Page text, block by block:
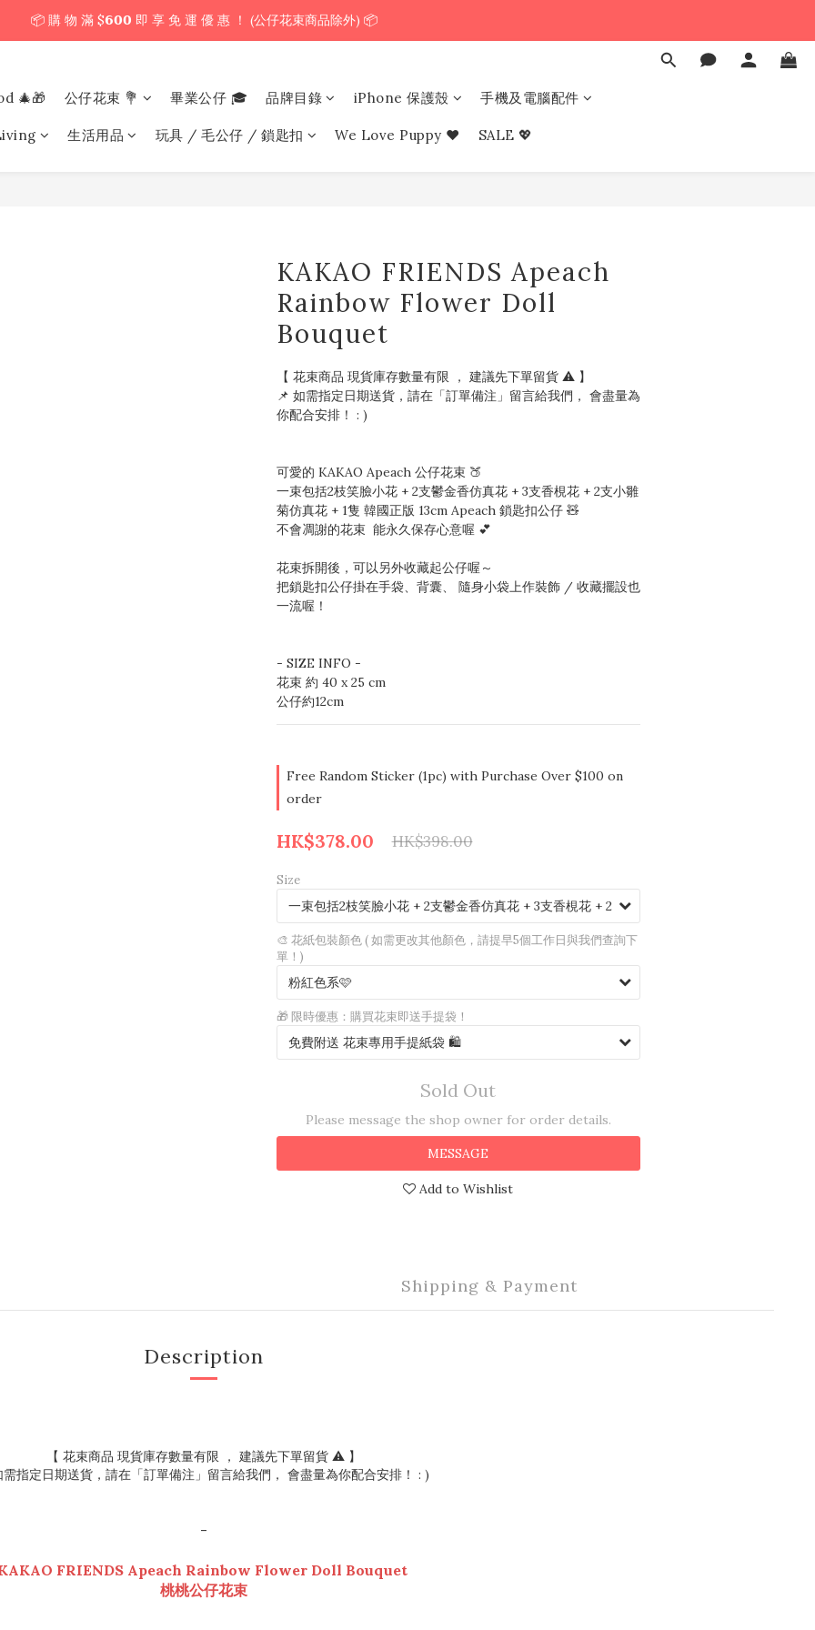
下 午 𝟱𝗣𝗠 前 訂 單  🕔  即 日 寄 出 ！ 最 快 翌 日 送 到 ！⚡️
📦 購 物 滿 $𝟲𝟬𝟬 即 享 免 運 優 惠 ！ (公仔花束商品除外) 📦
下 午 𝟱𝗣𝗠 前 訂 單  🕔  即 日 寄 出 ！ 最 快 翌 日 送 到 ！⚡️
🎄🎁 公仔花束 💐 畢業公仔 🎓 品牌目錄 iPhone 保護殼 手機及電腦配件
生活用品 玩具 / 毛公仔 / 鎖匙扣 We Love Puppy ❤︎ SALE 💖
KAKAO FRIENDS Apeach
Rainbow Flower Doll
Bouquet
【 花束商品 現貨庫存數量有限 ， 建議先下單留貨 ⚠️ 】
📌 如需指定日期送貨，請在「訂單備注」留言給我們， 會盡量為
你配合安排！ : )
可愛的 KAKAO Apeach 公仔花束 🍑
一束包括2枝笑臉小花 + 2支鬱金香仿真花 + 3支香梘花 + 2支小雛
菊仿真花 + 1隻 韓國正版 13cm Apeach 鎖匙扣公仔 🧸
不會凋謝的花束  能永久保存心意喔 💕
花束拆開後，可以另外收藏起公仔喔～
把鎖匙扣公仔掛在手袋、背囊、 隨身小袋上作裝飾 / 收藏擺設也
一流喔！
- SIZE INFO -
花束 約 40 x 25 cm
公仔約12cm
Free Random Sticker (1pc) with Purchase Over $100 on
order
HK$378.00 HK$398.00
Size
🎨 花紙包裝顏色 ( 如需更改其他顏色，請提早5個工作日與我們查詢下
單！)
🎁 限時優惠：購買花束即送手提袋！
Sold Out
Please message the shop owner for order details.
MESSAGE
Add to Wishlist
Shipping & Payment
Description
【 花束商品 現貨庫存數量有限 ， 建議先下單留貨 ⚠️ 】
需指定日期送貨，請在「訂單備注」留言給我們， 會盡量為你配合安排！ : )
-
FRIENDS Apeach Rainbow Flower Doll Bouquet
桃桃公仔花束